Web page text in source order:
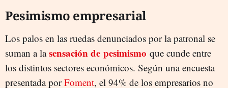
Pesimismo empresarial
Los palos en las ruedas denunciados por la patronal se
suman a lasensación de pesimismo que cunde entre
los distintos sectores económicos. Según una encuesta
presentada porFoment, el 94% de los empresarios no